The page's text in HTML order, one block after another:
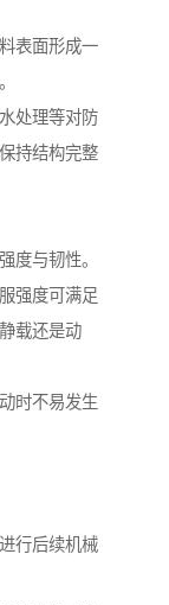
表面形成一
处理等对防
持结构完整
度与韧性。
强度可满足
载还是动
时不易发生
行后续机械